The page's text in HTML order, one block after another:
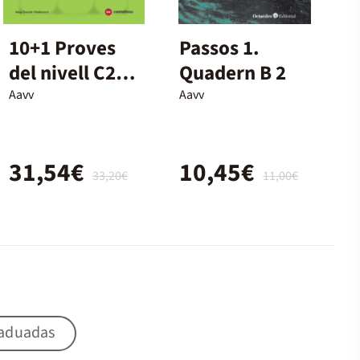
10+1 Proves
del nivell C2
segons el
Aavv
33,20€
31,54€
Passos 1.
Quadern B 2
Aavv
11,00€
10,45€